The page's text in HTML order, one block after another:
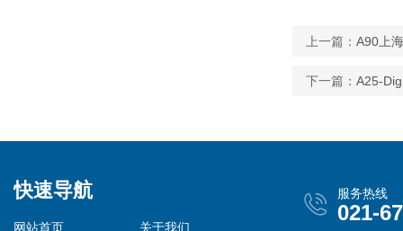
上一篇： A90上
下一篇： A25-
快速导航
网站首页
关于我们
服务热线
021-